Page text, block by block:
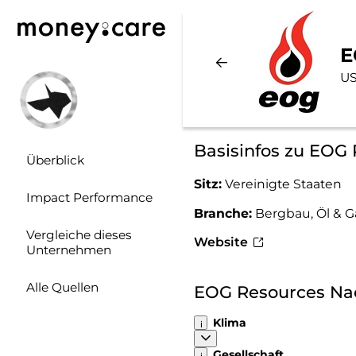
Überblick
Impact Performance
Vergleiche dieses
Unternehmen
Alle Quellen
Basisinfos zu EOG
Sitz: Vereinigte Staaten
Branche: Bergbau, Öl &
Website
EOG Resources
Klima